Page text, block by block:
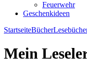
Feuerwehr
Geschenkideen
StartseiteBücher
Mein